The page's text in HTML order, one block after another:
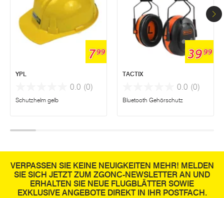
799
YPL
0.0 (0)
Schutzhelm gelb
3999
TACTIX
0.0 (0)
Bluetooth Gehörschutz
VERPASSEN SIE KEINE NEUIGKEITEN MEHR! MELDEN
SIE SICH JETZT ZUM ZGONC-NEWSLETTER AN UND
ERHALTEN SIE NEUE FLUGBLÄTTER SOWIE
EXKLUSIVE ANGEBOTE DIREKT IN IHR POSTFACH.